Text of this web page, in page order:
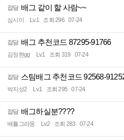
잡담 배그 같이 할 사람~~
심시이 Lv.1 조회 296 07-24
잡담 배그 추천코드 87295-91766
김정현gg Lv.1 조회 319 07-24
잡담 스팀배그 추천코드 92568-
박지성2 Lv.1 조회 295 07-24
잡담 배그하실분????
배틀그라웅 Lv.2 조회 283 07-24